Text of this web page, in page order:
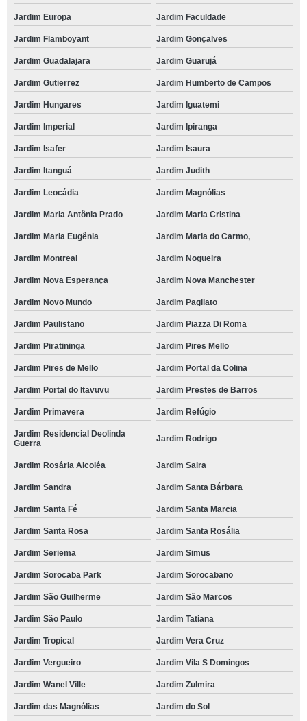
escola de criança bilíngue Jardim Flamboyant
escola para criança integral Vila Haro
escola de criança bilíngue mensalidade Jardim São Paulo
qual o preço de escola de criança integral Vivendas do Lago
escolas para criança de 4 anos Portal do Sabiá
escola para criança particular mensalidade Rancho Dirce
escola particular para criança Vila Barcelona
escola de criança integral Zona Industrial
escola particular para criança Recreio dos Sorocabanos
escola para criança de 4 anos mensalidade Residencial tivoli parque
valor de escola para criança de 4 anos Jardim São Marcos
valor de escola de criança particular Jardim Maria Eugênia
valor de escola para criança particular Vila Carvalho
escolas criança Vila Gabriel
escola para criança particular Quintais do Imperador
qual o preço de escola criança Vila Carvalho
escolas de criança particulares Vossoroca
escolas de criança bilíngue Jardim Bertanha
valor de escola de criança integral Parque Laranjeiras
escola de criança integral mensalidade Chácara São João
escola criança mensalidade Jardim Prestes de Barros
escolas para criança de 4 anos Jardim Iguatemi
escolas de criança integral Jardim Maria Cristina
escolas particulares para criança Jardim Bertanha
escola para criança mensalidade Vila Porcel
Jardim Europa Jardim Faculdade
Jardim Flamboyant Jardim Gonçalves
Jardim Guadalajara Jardim Guarujá
Jardim Gutierrez Jardim Humberto de Campos
Jardim Hungares Jardim Iguatemi
Jardim Imperial Jardim Ipiranga
Jardim Isafer Jardim Isaura
Jardim Itanguá Jardim Judith
Jardim Leocádia Jardim Magnólias
Jardim Maria Antônia Prado Jardim Maria Cristina
Jardim Maria Eugênia Jardim Maria do Carmo,
Jardim Montreal Jardim Nogueira
Jardim Nova Esperança Jardim Nova Manchester
Jardim Novo Mundo Jardim Pagliato
Jardim Paulistano Jardim Piazza Di Roma
Jardim Piratininga Jardim Pires Mello
Jardim Pires de Mello Jardim Portal da Colina
Jardim Portal do Itavuvu Jardim Prestes de Barros
Jardim Primavera Jardim Refúgio
Jardim Residencial Deolinda
Guerra
Jardim Rodrigo
Jardim Rosária Alcoléa Jardim Saira
Jardim Sandra Jardim Santa Bárbara
Jardim Santa Fé Jardim Santa Marcia
Jardim Santa Rosa Jardim Santa Rosália
Jardim Seriema Jardim Simus
Jardim Sorocaba Park Jardim Sorocabano
Jardim São Guilherme Jardim São Marcos
Jardim São Paulo Jardim Tatiana
Jardim Tropical Jardim Vera Cruz
Jardim Vergueiro Jardim Vila S Domingos
Jardim Wanel Ville Jardim Zulmira
Jardim das Magnólias Jardim do Sol